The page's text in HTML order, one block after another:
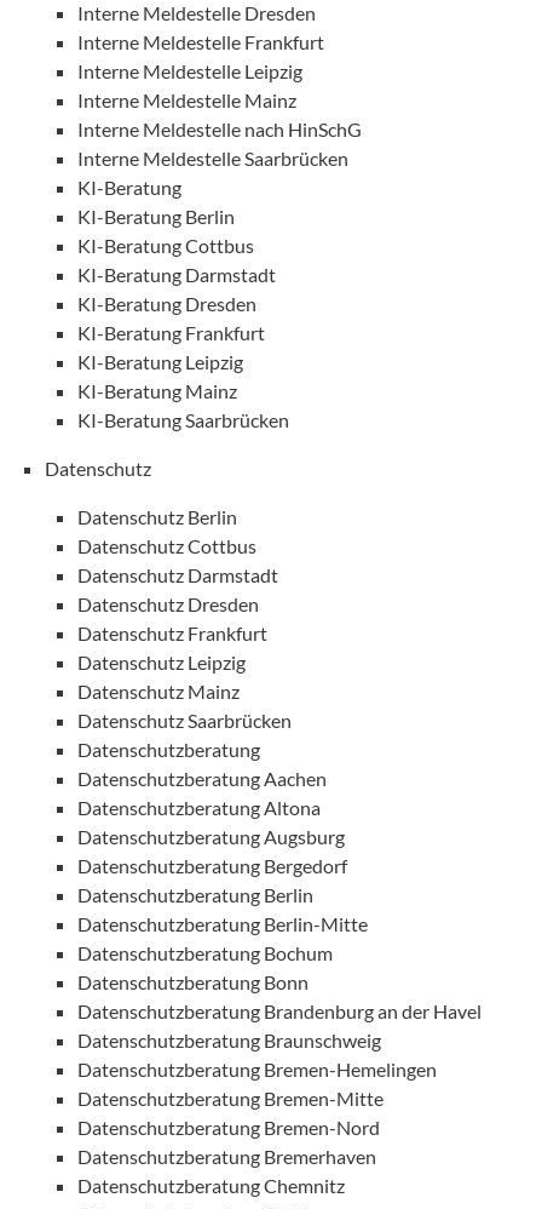
Interne Meldestelle Dresden
Interne Meldestelle Frankfurt
Interne Meldestelle Leipzig
Interne Meldestelle Mainz
Interne Meldestelle nach HinSchG
Interne Meldestelle Saarbrücken
KI-Beratung
KI-Beratung Berlin
KI-Beratung Cottbus
KI-Beratung Darmstadt
KI-Beratung Dresden
KI-Beratung Frankfurt
KI-Beratung Leipzig
KI-Beratung Mainz
KI-Beratung Saarbrücken
Datenschutz
Datenschutz Berlin
Datenschutz Cottbus
Datenschutz Darmstadt
Datenschutz Dresden
Datenschutz Frankfurt
Datenschutz Leipzig
Datenschutz Mainz
Datenschutz Saarbrücken
Datenschutzberatung
Datenschutzberatung Aachen
Datenschutzberatung Altona
Datenschutzberatung Augsburg
Datenschutzberatung Bergedorf
Datenschutzberatung Berlin
Datenschutzberatung Berlin-Mitte
Datenschutzberatung Bochum
Datenschutzberatung Bonn
Datenschutzberatung Brandenburg an der Havel
Datenschutzberatung Braunschweig
Datenschutzberatung Bremen-Hemelingen
Datenschutzberatung Bremen-Mitte
Datenschutzberatung Bremen-Nord
Datenschutzberatung Bremerhaven
Datenschutzberatung Chemnitz